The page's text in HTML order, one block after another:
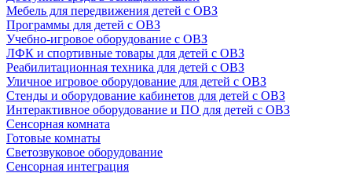
Мебель для передвижения детей с ОВЗ
Программы для детей с ОВЗ
Учебно-игровое оборудование с ОВЗ
ЛФК и спортивные товары для детей с ОВЗ
Реабилитационная техника для детей с ОВЗ
Уличное игровое оборудование для детей с ОВЗ
Стенды и оборудование кабинетов для детей с ОВЗ
Интерактивное оборудование и ПО для детей с ОВЗ
Сенсорная комната
Готовые комнаты
Светозвуковое оборудование
Сенсорная интеграция